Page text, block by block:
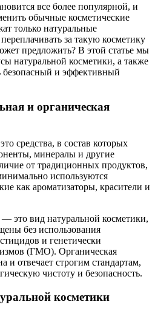
все более популярной, и
обычные косметические
только натуральные
за такую косметику
предложить? В этой статье мы
натуральной косметики, а также
безопасный и эффективный
и органическая
средства, в состав которых
минералы и другие
от традиционных продуктов,
используются
как ароматизаторы, красители и
— это вид натуральной косметики,
без использования
и генетически
(ГМО). Органическая
и отвечает строгим стандартам,
чистоту и безопасность.
косметики